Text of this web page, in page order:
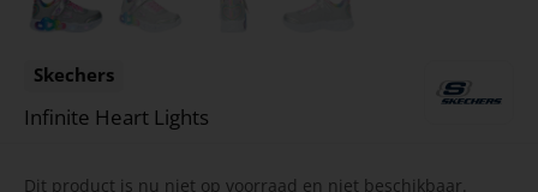
Skechers
Infinite Heart Lights
Dit product is nu niet op voorraad en niet beschikbaar.